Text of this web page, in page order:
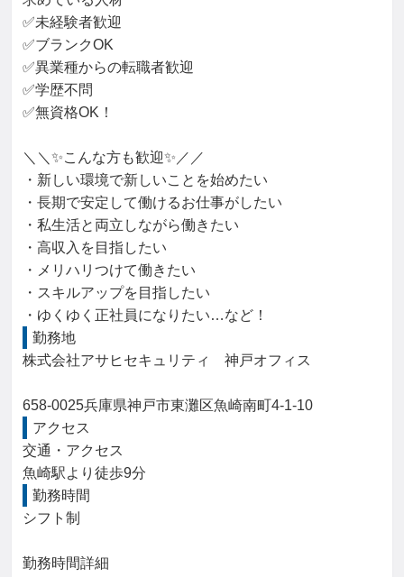
✅未経験者歓迎
✅ブランクOK
✅異業種からの転職者歓迎
✅学歴不問
✅無資格OK！
＼＼✨こんな方も歓迎✨／／
・新しい環境で新しいことを始めたい
・長期で安定して働けるお仕事がしたい
・私生活と両立しながら働きたい
・高収入を目指したい
・メリハリつけて働きたい
・スキルアップを目指したい
・ゆくゆく正社員になりたい…など！
勤務地
株式会社アサヒセキュリティ　神戸オフィス
658-0025兵庫県神戸市東灘区魚崎南町4-1-10
アクセス
交通・アクセス
魚崎駅より徒歩9分
勤務時間
シフト制
勤務時間詳細